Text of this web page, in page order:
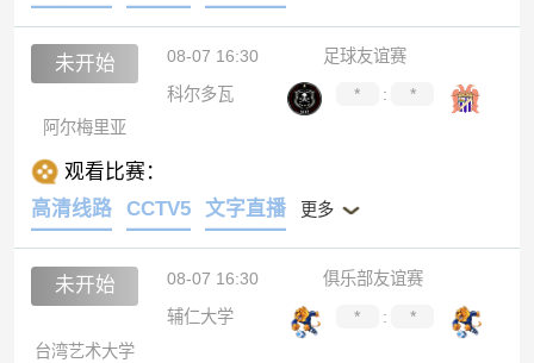
未开始 08-07 16:30
足球友谊赛
科尔多瓦
* :
*
阿尔梅里亚
观看比赛：
高清线路
CCTV5 文字直播 更多
未开始 08-07 16:30
俱乐部友谊赛
辅仁大学
* :
*
台湾艺术大学